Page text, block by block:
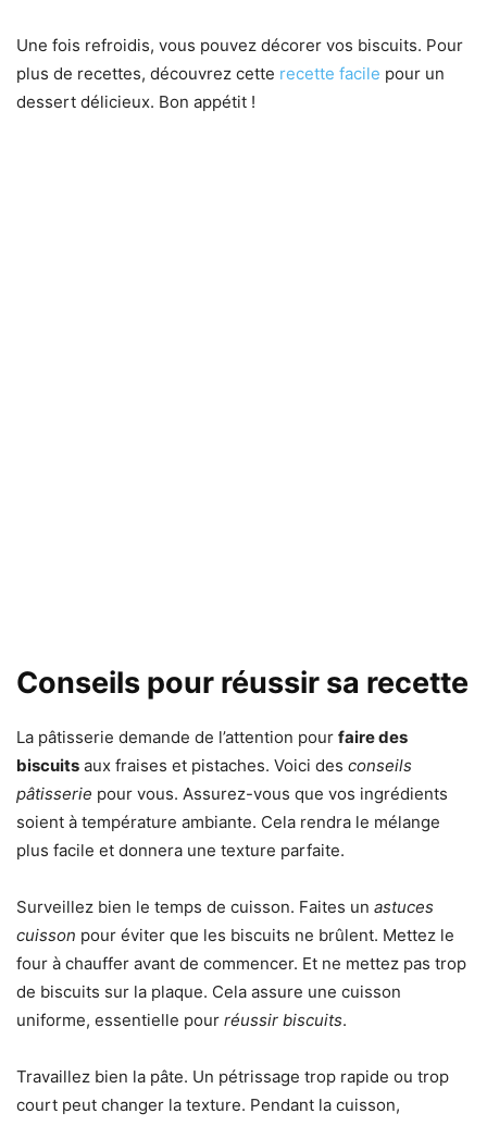
Une fois refroidis, vous pouvez décorer vos biscuits. Pour
plus de recettes, découvrez cette recette facile pour un
dessert délicieux. Bon appétit !
Conseils pour réussir sa recette
La pâtisserie demande de l’attention pour faire des
biscuits aux fraises et pistaches. Voici des conseils
pâtisserie pour vous. Assurez-vous que vos ingrédients
soient à température ambiante. Cela rendra le mélange
plus facile et donnera une texture parfaite.
Surveillez bien le temps de cuisson. Faites un astuces
cuisson pour éviter que les biscuits ne brûlent. Mettez le
four à chauffer avant de commencer. Et ne mettez pas trop
de biscuits sur la plaque. Cela assure une cuisson
uniforme, essentielle pour réussir biscuits.
Travaillez bien la pâte. Un pétrissage trop rapide ou trop
court peut changer la texture. Pendant la cuisson,